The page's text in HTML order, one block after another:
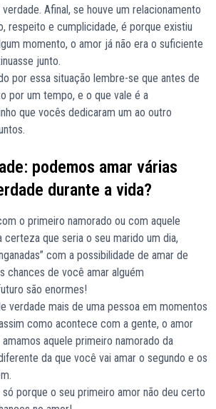
Afinal, se houve um relacionamento
respeito e cumplicidade, é porque existiu
momento, o amor já não era o suficiente
junto.
por essa situação lembre-se que antes de
por um tempo, e o que vale é a
que vocês dedicaram um ao outro
podemos amar várias
durante a vida?
o primeiro namorado ou com aquele
certeza que seria o seu marido um dia,
com a possibilidade de amar de
chances de você amar alguém
são enormes!
verdade mais de uma pessoa em momentos
como acontece com a gente, o amor
aquele primeiro namorado da
da que você vai amar o segundo e os
só porque o seu primeiro amor não deu certo